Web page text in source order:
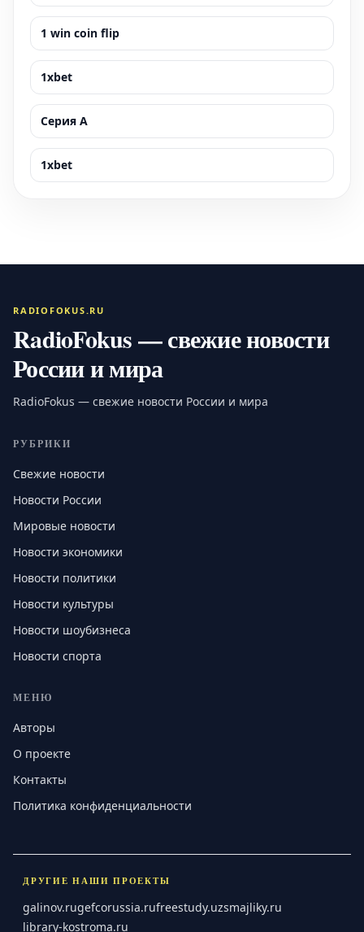
1 win coin flip
1xbet
Серия А
1xbet
RADIOFOKUS.RU
RadioFokus — свежие новости
России и мира
RadioFokus — свежие новости России и мира
РУБРИКИ
Свежие новости
Новости России
Мировые новости
Новости экономики
Новости политики
Новости культуры
Новости шоубизнеса
Новости спорта
МЕНЮ
Авторы
О проекте
Контакты
Политика конфиденциальности
ДРУГИЕ НАШИ ПРОЕКТЫ
galinov.rugefcorussia.rufreestudy.uzsmajliky.ru
library-kostroma.ru